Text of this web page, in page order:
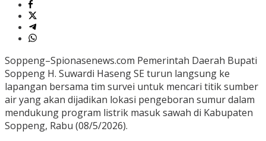
Soppeng–Spionasenews.com Pemerintah Daerah Bupati
Soppeng H. Suwardi Haseng SE turun langsung ke
lapangan bersama tim survei untuk mencari titik sumber
air yang akan dijadikan lokasi pengeboran sumur dalam
mendukung program listrik masuk sawah di Kabupaten
Soppeng, Rabu (08/5/2026).